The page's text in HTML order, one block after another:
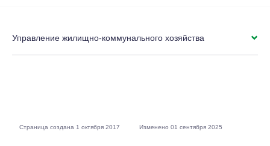
Управление жилищно-коммунального хозяйства
Страница создана 1 октября 2017 Изменено 01 сентября 2025